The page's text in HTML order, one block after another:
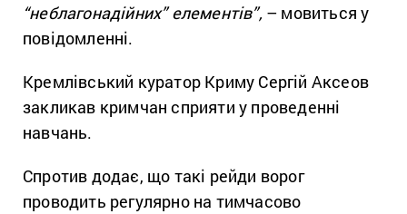
“неблагонадійних” елементів”,– мовиться у
повідомленні.
Кремлівський куратор Криму Сергій Аксеов
закликав кримчан сприяти у проведенні
навчань.
Спротив додає, що такі рейди ворог
проводить регулярно на тимчасово